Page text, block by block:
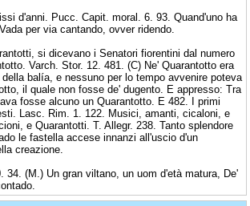
d'anni. Pucc. Capit. moral. 6. 93. Quand'uno ha
per via cantando, ovver ridendo.
si dicevano i Senatori fiorentini dal numero
Varch. Stor. 12. 481. (C) Ne' Quarantotto era
balía, e nessuno per lo tempo avvenire poteva
il quale non fosse de' dugento. E appresso: Tra
fosse alcuno un Quarantotto. E 482. I primi
Lasc. Rim. 1. 122. Musici, amanti, cicaloni, e
e Quarantotti. T. Allegr. 238. Tanto splendore
le fastella accese innanzi all'uscio d'un
creazione.
34. (M.) Un gran viltano, un uom d'età matura, De'